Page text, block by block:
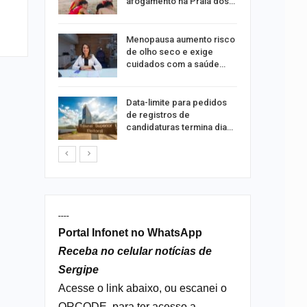
Menopausa aumento risco
de olho seco e exige
cuidados com a saúde…
Data-limite para pedidos
de registros de
candidaturas termina dia…
----
Portal Infonet no WhatsApp
Receba no celular notícias de
Sergipe
Acesse o link abaixo, ou escanei o